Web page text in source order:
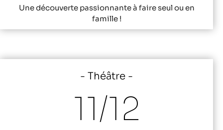
Une découverte passionnante à faire seul ou en
famille !
Théâtre
11/12